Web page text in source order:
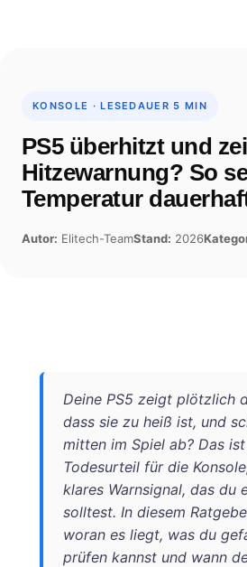
KONSOLE · LESEDAUER 5 MIN
PS5 überhitzt und
Hitzewarnung? So
Temperatur
Autor: Elitech-TeamStand: 2026
Deine PS5 zeigt plötzlich
dass sie zu heiß ist, und
mitten im Spiel ab? Das
Todesurteil für die
klares Warnsignal, das du
solltest. In diesem
woran es liegt, was du
prüfen kannst und wann